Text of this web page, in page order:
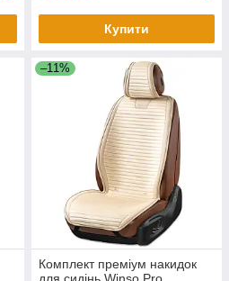
Купити
–11%
Комплект преміум накидок
для сидінь Winso Pro